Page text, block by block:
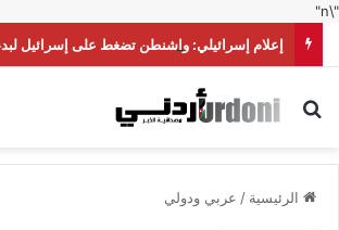
"\n"
إعلام إسرائيلي: واشنطن تضغط على إسرائيل
بحث عن
الرئيسية / عربي ودولي